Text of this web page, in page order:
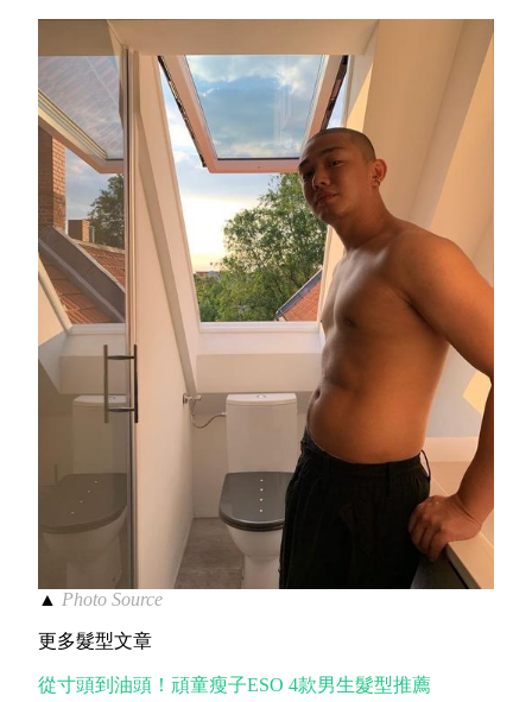
▲ Photo Source
更多髮型文章
從寸頭到油頭！頑童瘦子ESO 4款男生髮型推薦